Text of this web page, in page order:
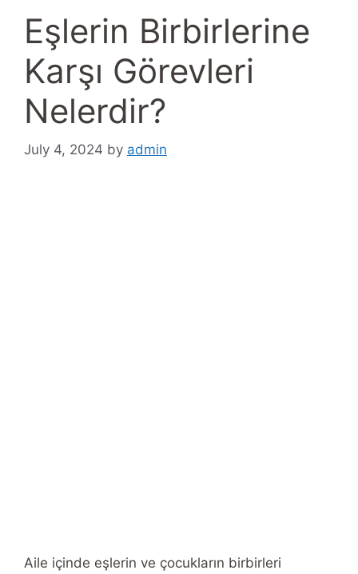
Eşlerin Birbirlerine
Karşı Görevleri
Nelerdir?
July 4, 2024 by admin
Aile içinde eşlerin ve çocukların birbirleri